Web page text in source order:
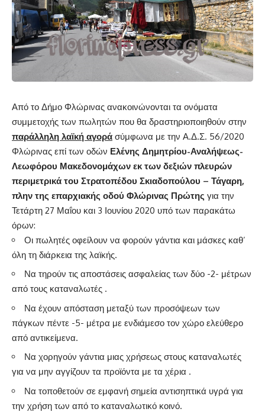
Από το Δήμο Φλώρινας ανακοινώνονται τα ονόματα
συμμετοχής των πωλητών που θα δραστηριοποιηθούν στην
παράλληλη λαϊκή αγορά σύμφωνα με την Α.Δ.Σ. 56/2020
Φλώρινας επί των οδών Ελένης Δημητρίου-Αναλήψεως-
Λεωφόρου Μακεδονομάχων εκ των δεξιών πλευρών
περιμετρικά του Στρατοπέδου Σκιαδοπούλου – Τάγαρη,
πλην της επαρχιακής οδού Φλώρινας Πρώτης για την
Τετάρτη 27 Μαΐου και 3 Ιουνίου 2020 υπό των παρακάτω
όρων:
Οι πωλητές οφείλουν να φορούν γάντια και μάσκες καθ’
όλη τη διάρκεια της λαϊκής.
Να τηρούν τις αποστάσεις ασφαλείας των δύο -2- μέτρων
από τους καταναλωτές .
Να έχουν απόσταση μεταξύ των προσόψεων των
πάγκων πέντε -5- μέτρα με ενδιάμεσο τον χώρο ελεύθερο
από αντικείμενα.
Να χορηγούν γάντια μιας χρήσεως στους καταναλωτές
για να μην αγγίζουν τα προϊόντα με τα χέρια .
Να τοποθετούν σε εμφανή σημεία αντισηπτικά υγρά για
την χρήση των από το καταναλωτικό κοινό.